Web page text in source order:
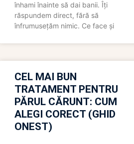
înhami înainte să dai banii. Îți
răspundem direct, fără să
înfrumusețăm nimic. Ce face și
CEL MAI BUN
TRATAMENT PENTRU
PĂRUL CĂRUNT: CUM
ALEGI CORECT (GHID
ONEST)